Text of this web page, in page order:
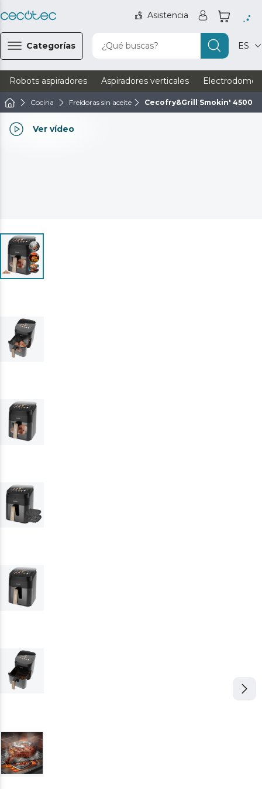
Asistencia
Categorías ¿Qué buscas? ES
Robots aspiradores Aspiradores verticales
Cocina Freidoras sin aceite Cecofry&Grill Smokin' 4500
Ver vídeo